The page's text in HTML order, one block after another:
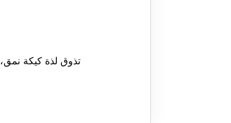
تذوق لذة كيكة